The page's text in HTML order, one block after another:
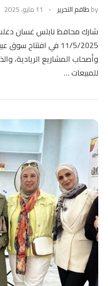
byطاقم التحرير 11 مايو، 2025
شارك محافظ نابلس غسان
11/5/2025 في افتتاح
وأصحاب المشاريع الريادية،
للمبيعات …